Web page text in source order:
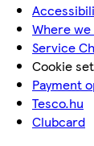
Where
Service
Cookie
Payment
Tesco.hu
Clubcard